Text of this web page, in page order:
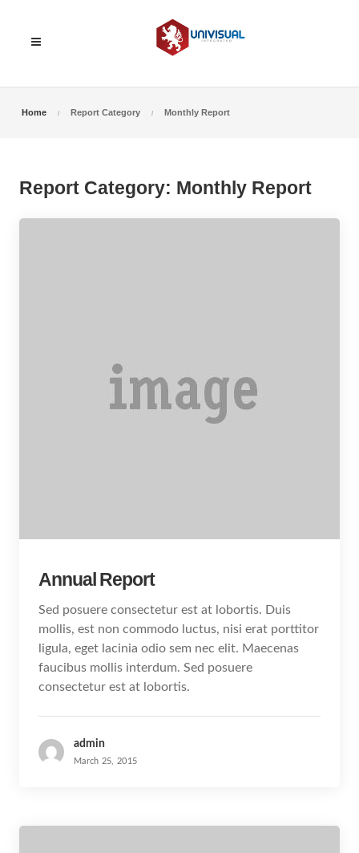
Home Report Category Monthly Report
Report Category: Monthly Report
Annual Report
Sed posuere consectetur est at lobortis. Duis
mollis, est non commodo luctus, nisi erat porttitor
ligula, eget lacinia odio sem nec elit. Maecenas
faucibus mollis interdum. Sed posuere
consectetur est at lobortis.
admin
March 25, 2015